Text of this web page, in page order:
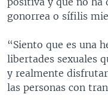
gonorrea o sífilis
“Siento que es una
libertades sexuales
y realmente
las personas con